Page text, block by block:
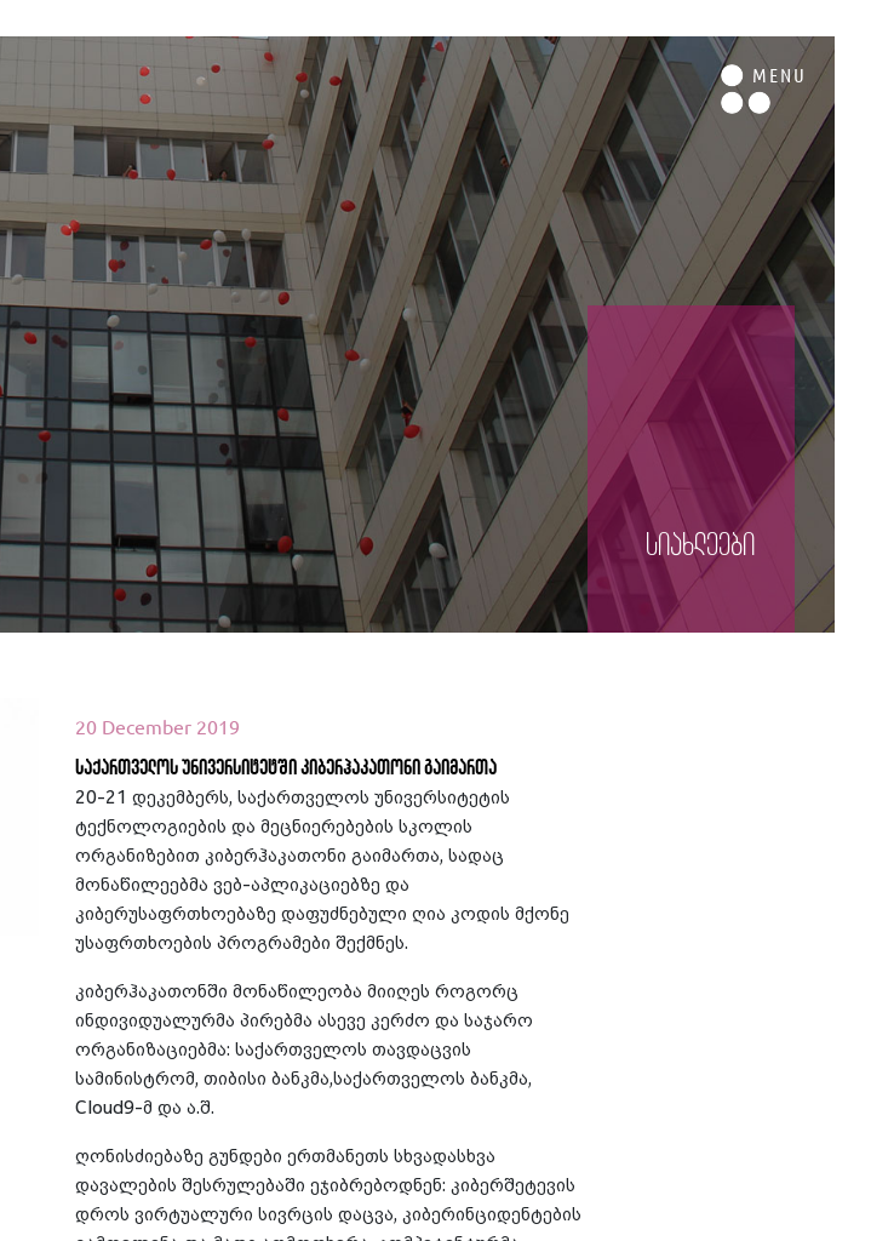
MENU
სიახლეები
20 December 2019
საქართველოს უნივერსიტეტში კიბერჰაკათონი გაიმართა
20-21 დეკემბერს, საქართველოს უნივერსიტეტის
ტექნოლოგიების და მეცნიერებების სკოლის
ორგანიზებით კიბერჰაკათონი გაიმართა, სადაც
მონაწილეებმა ვებ-აპლიკაციებზე და
კიბერუსაფრთხოებაზე დაფუძნებული ღია კოდის მქონე
უსაფრთხოების პროგრამები შექმნეს.
კიბერჰაკათონში მონაწილეობა მიიღეს როგორც
ინდივიდუალურმა პირებმა ასევე კერძო და საჯარო
ორგანიზაციებმა: საქართველოს თავდაცვის
სამინისტრომ, თიბისი ბანკმა,საქართველოს ბანკმა,
Cloud9-მ და ა.შ.
ღონისძიებაზე გუნდები ერთმანეთს სხვადასხვა
დავალების შესრულებაში ეჯიბრებოდნენ: კიბერშეტევის
დროს ვირტუალური სივრცის დაცვა, კიბერინციდენტების